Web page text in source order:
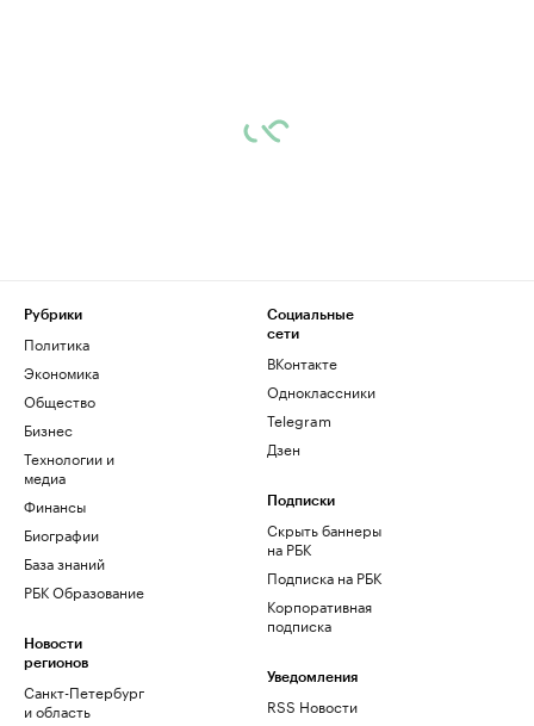
Рубрики
Политика
Экономика
Общество
Бизнес
Технологии и
медиа
Финансы
Биографии
База знаний
РБК Образование
Новости
регионов
Санкт-Петербург
и область
Социальные
сети
ВКонтакте
Одноклассники
Telegram
Дзен
Подписки
Скрыть баннеры
на РБК
Подписка на РБК
Корпоративная
подписка
Уведомления
RSS Новости